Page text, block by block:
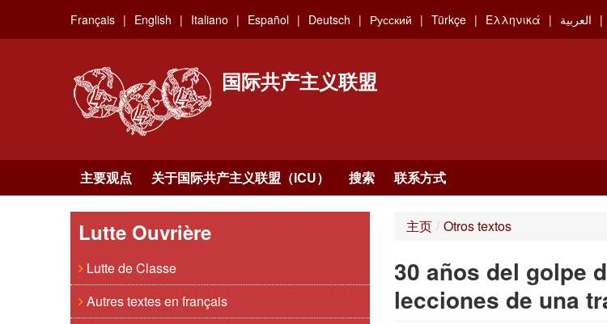
main
Français English Italiano Español Deutsch Русский Türkçe Ελληνικά العربية
国际共产主义联盟
主要观点 关于国际共产主义联盟（ICU） 搜索 联系方式
Lutte Ouvrière
Lutte de Classe
Autres textes en français
主页 / Otros textos
30 años del golpe
lecciones de una